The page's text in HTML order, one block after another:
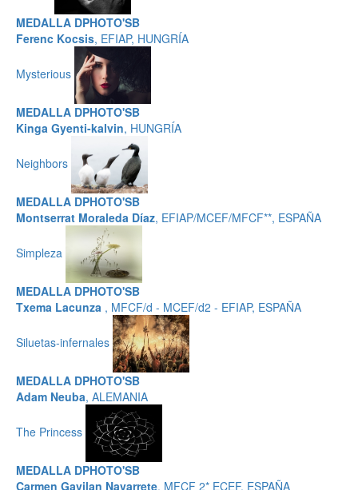
MEDALLA DPHOTO'SB
Ferenc Kocsis, EFIAP, HUNGRÍA
Mysterious
MEDALLA DPHOTO'SB
Kinga Gyenti-kalvin, HUNGRÍA
Neighbors
MEDALLA DPHOTO'SB
Montserrat Moraleda Díaz, EFIAP/MCEF/MFCF**, ESPAÑA
Simpleza
MEDALLA DPHOTO'SB
Txema Lacunza , MFCF/d - MCEF/d2 - EFIAP, ESPAÑA
Siluetas-infernales
MEDALLA DPHOTO'SB
Adam Neuba, ALEMANIA
The Princess
MEDALLA DPHOTO'SB
Carmen Gavilan Navarrete, MFCF 2* ECEF, ESPAÑA